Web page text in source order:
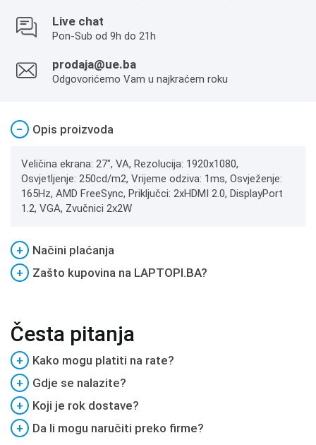
Live chat
Pon-Sub od 9h do 21h
prodaja@ue.ba
Odgovorićemo Vam u najkraćem roku
− Opis proizvoda
Veličina ekrana: 27", VA, Rezolucija: 1920x1080,
Osvjetljenje: 250cd/m2, Vrijeme odziva: 1ms, Osvježenje:
165Hz, AMD FreeSync, Priključci: 2xHDMI 2.0, DisplayPort
1.2, VGA, Zvučnici 2x2W
+
Načini plaćanja
+
Zašto kupovina na LAPTOPI.BA?
Česta pitanja
+
Kako mogu platiti na rate?
+
Gdje se nalazite?
+
Koji je rok dostave?
+
Da li mogu naručiti preko firme?